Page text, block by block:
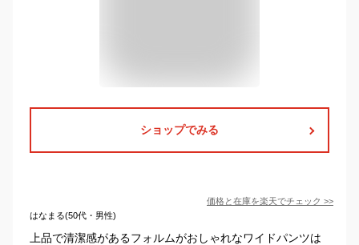
ショップでみる
価格と在庫を楽天でチェック >>
はなまる(50代・男性)
上品で清潔感があるフォルムがおしゃれなワイドパンツは